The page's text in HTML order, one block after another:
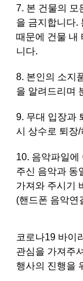
7. 본 건물의 모
을 금지합니다.
때문에 건물 내
니다.
8. 본인의 소지
을 알려드리며
9. 무대 입장과
시 상수로 퇴장
10. 음악파일에
주신 음악과 동
가져와 주시기
(핸드폰 음악연
코로나19 바이
관심을 가져주
행사의 진행을